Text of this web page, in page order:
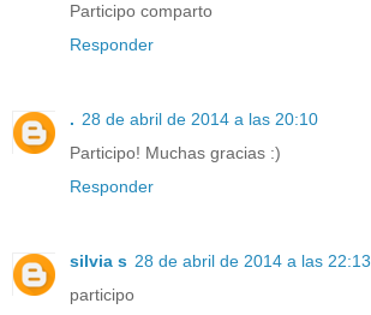
Participo comparto
Responder
. 28 de abril de 2014 a las 20:10
Participo! Muchas gracias :)
Responder
silvia s 28 de abril de 2014 a las 22:13
participo